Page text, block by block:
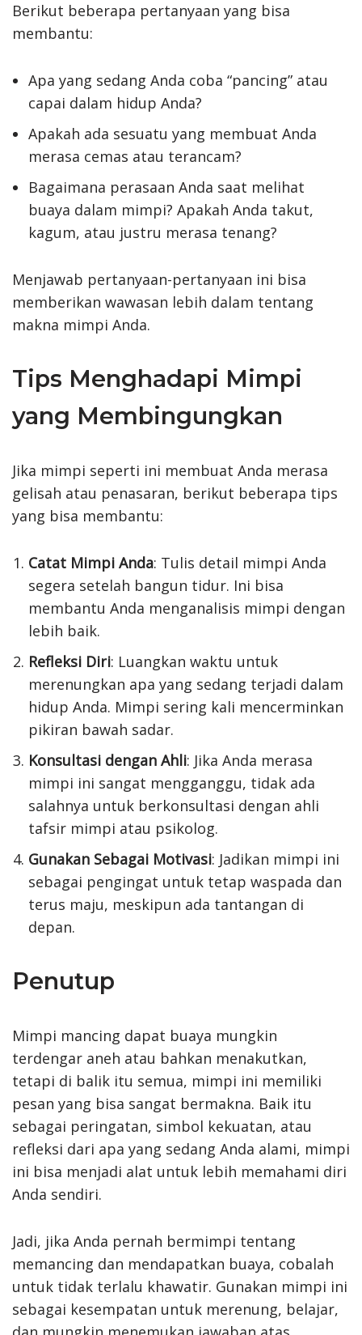
Berikut beberapa pertanyaan yang bisa
membantu:
Apa yang sedang Anda coba “pancing” atau
capai dalam hidup Anda?
Apakah ada sesuatu yang membuat Anda
merasa cemas atau terancam?
Bagaimana perasaan Anda saat melihat
buaya dalam mimpi? Apakah Anda takut,
kagum, atau justru merasa tenang?
Menjawab pertanyaan-pertanyaan ini bisa
memberikan wawasan lebih dalam tentang
makna mimpi Anda.
Tips Menghadapi Mimpi
yang Membingungkan
Jika mimpi seperti ini membuat Anda merasa
gelisah atau penasaran, berikut beberapa tips
yang bisa membantu:
Catat Mimpi Anda: Tulis detail mimpi Anda
segera setelah bangun tidur. Ini bisa
membantu Anda menganalisis mimpi dengan
lebih baik.
Refleksi Diri: Luangkan waktu untuk
merenungkan apa yang sedang terjadi dalam
hidup Anda. Mimpi sering kali mencerminkan
pikiran bawah sadar.
Konsultasi dengan Ahli: Jika Anda merasa
mimpi ini sangat mengganggu, tidak ada
salahnya untuk berkonsultasi dengan ahli
tafsir mimpi atau psikolog.
Gunakan Sebagai Motivasi: Jadikan mimpi ini
sebagai pengingat untuk tetap waspada dan
terus maju, meskipun ada tantangan di
depan.
Penutup
Mimpi mancing dapat buaya mungkin
terdengar aneh atau bahkan menakutkan,
tetapi di balik itu semua, mimpi ini memiliki
pesan yang bisa sangat bermakna. Baik itu
sebagai peringatan, simbol kekuatan, atau
refleksi dari apa yang sedang Anda alami, mimpi
ini bisa menjadi alat untuk lebih memahami diri
Anda sendiri.
Jadi, jika Anda pernah bermimpi tentang
memancing dan mendapatkan buaya, cobalah
untuk tidak terlalu khawatir. Gunakan mimpi ini
sebagai kesempatan untuk merenung, belajar,